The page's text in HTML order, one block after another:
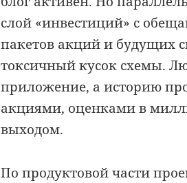
слой «инвестиций» с
пакетов акций и будущих
токсичный кусок схемы.
приложение, а историю
акциями, оценками в
выходом.
По продуктовой части